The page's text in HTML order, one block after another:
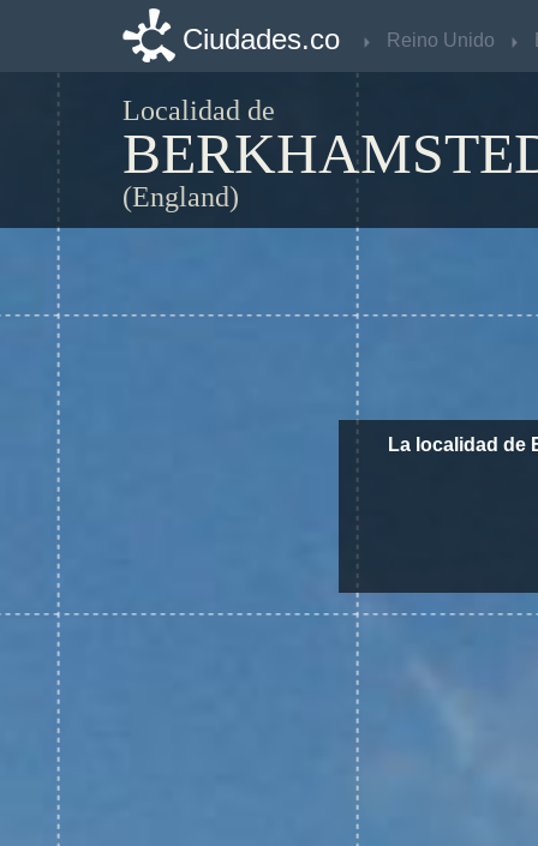
Ciudades.co Reino Unido
Localidad de
(England)
La localidad de
Ciudades.co Reino Unido